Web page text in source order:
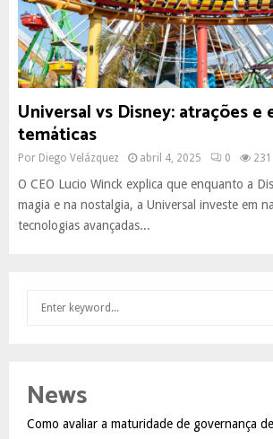
Universal vs Disney: atrações e
temáticas
Por Diego Velázquez abril 4, 2025 0 231
O CEO Lucio Winck explica que enquanto a
magia e na nostalgia, a Universal investe em
tecnologias avançadas...
h
o
News
Como avaliar a maturidade de governança